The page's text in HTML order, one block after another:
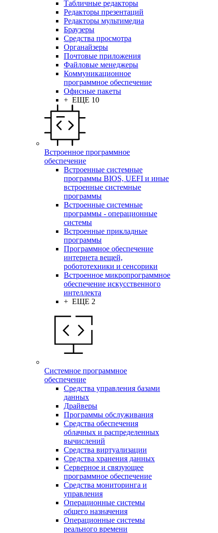
Табличные редакторы
Редакторы презентаций
Редакторы мультимедиа
Браузеры
Средства просмотра
Органайзеры
Почтовые приложения
Файловые менеджеры
Коммуникационное
программное обеспечение
Офисные пакеты
+ ЕЩЕ 10
Встроенное программное
обеспечение
Встроенные системные
программы BIOS, UEFI и иные
встроенные системные
программы
Встроенные системные
программы - операционные
системы
Встроенные прикладные
программы
Программное обеспечение
интернета вещей,
робототехники и сенсорики
Встроенное микропрограммное
обеспечение искусственного
интеллекта
+ ЕЩЕ 2
Системное программное
обеспечение
Средства управления базами
данных
Драйверы
Программы обслуживания
Средства обеспечения
облачных и распределенных
вычислений
Средства виртуализации
Средства хранения данных
Серверное и связующее
программное обеспечение
Средства мониторинга и
управления
Операционные системы
общего назначения
Операционные системы
реального времени